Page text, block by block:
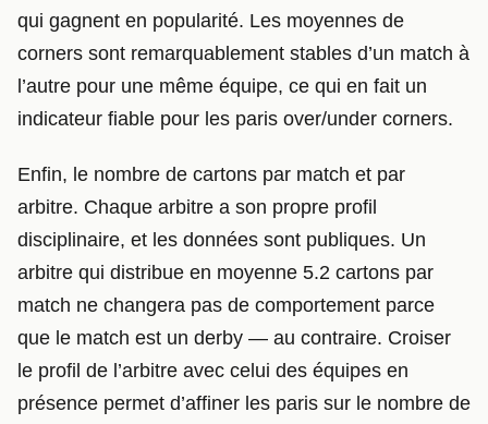
qui gagnent en popularité. Les moyennes de
corners sont remarquablement stables d’un match à
l’autre pour une même équipe, ce qui en fait un
indicateur fiable pour les paris over/under corners.
Enfin, le nombre de cartons par match et par
arbitre. Chaque arbitre a son propre profil
disciplinaire, et les données sont publiques. Un
arbitre qui distribue en moyenne 5.2 cartons par
match ne changera pas de comportement parce
que le match est un derby — au contraire. Croiser
le profil de l’arbitre avec celui des équipes en
présence permet d’affiner les paris sur le nombre de